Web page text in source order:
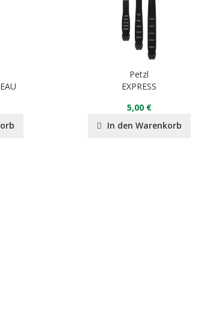
Petzl
EXPRESS
5,00 €
In den Warenkorb